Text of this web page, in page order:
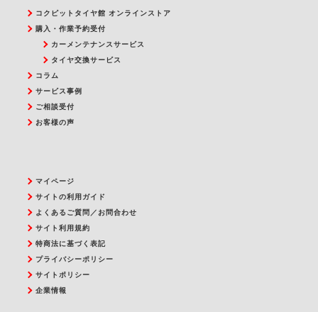
コクピットタイヤ館 オンラインストア
購入・作業予約受付
カーメンテナンスサービス
タイヤ交換サービス
コラム
サービス事例
ご相談受付
お客様の声
マイページ
サイトの利用ガイド
よくあるご質問／お問合わせ
サイト利用規約
特商法に基づく表記
プライバシーポリシー
サイトポリシー
企業情報